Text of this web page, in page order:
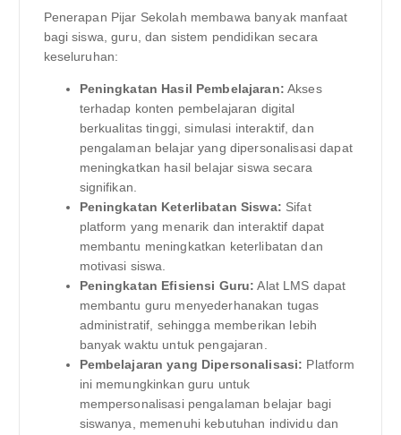
Penerapan Pijar Sekolah membawa banyak manfaat
bagi siswa, guru, dan sistem pendidikan secara
keseluruhan:
Peningkatan Hasil Pembelajaran: Akses
terhadap konten pembelajaran digital
berkualitas tinggi, simulasi interaktif, dan
pengalaman belajar yang dipersonalisasi dapat
meningkatkan hasil belajar siswa secara
signifikan.
Peningkatan Keterlibatan Siswa: Sifat
platform yang menarik dan interaktif dapat
membantu meningkatkan keterlibatan dan
motivasi siswa.
Peningkatan Efisiensi Guru: Alat LMS dapat
membantu guru menyederhanakan tugas
administratif, sehingga memberikan lebih
banyak waktu untuk pengajaran.
Pembelajaran yang Dipersonalisasi: Platform
ini memungkinkan guru untuk
mempersonalisasi pengalaman belajar bagi
siswanya, memenuhi kebutuhan individu dan